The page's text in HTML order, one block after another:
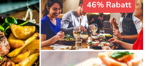
46% Rabatt